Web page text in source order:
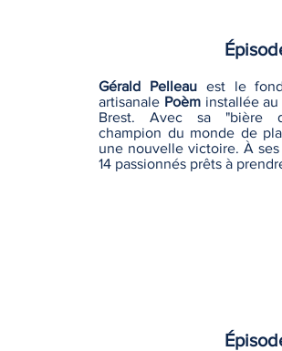
Gérald Pelleauest le
artisanale Poèminstallée au
Brest. Avec sa "bière
champion du monde de
une nouvelle victoire. À
14 passionnés prêts à